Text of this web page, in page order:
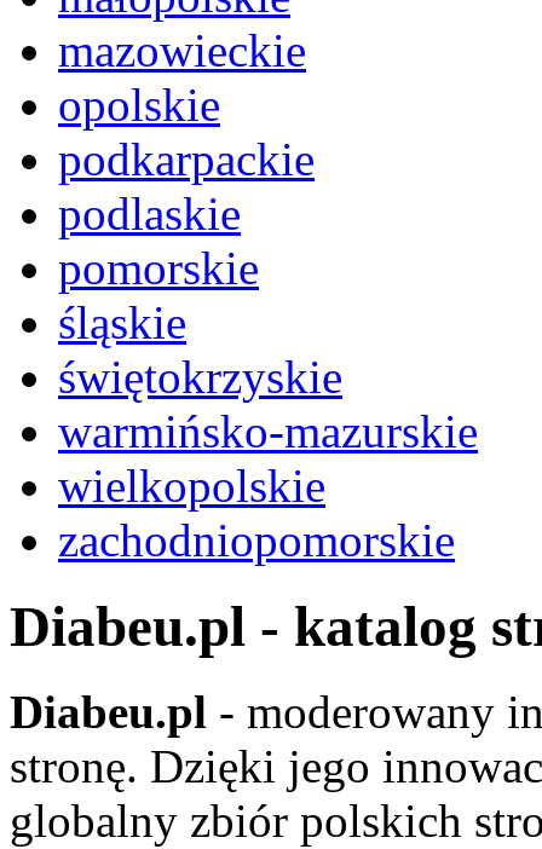
mazowieckie
opolskie
podkarpackie
podlaskie
pomorskie
śląskie
świętokrzyskie
warmińsko-mazurskie
wielkopolskie
zachodniopomorskie
Diabeu.pl - katalog
Diabeu.pl - moderowany
stronę. Dzięki jego
globalny zbiór polskich